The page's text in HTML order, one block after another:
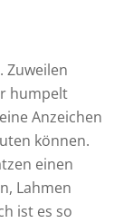
Zuweilen
humpelt
Anzeichen
können.
einen
Lahmen
ist es so